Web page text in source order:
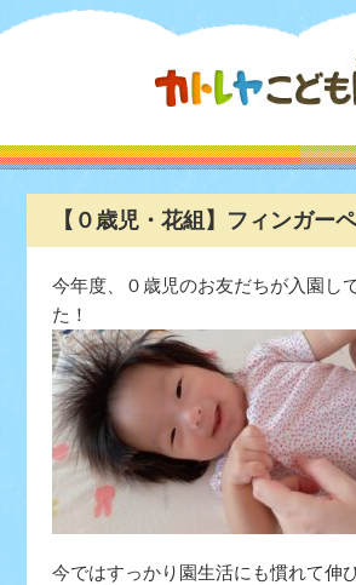
【０歳児・花組】フィンガー
今年度、０歳児のお友だちが入園し
た！
今ではすっかり園生活にも慣れて伸